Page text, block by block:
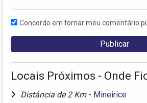
Concordo em tornar meu comentário
Locais Próximos - Onde
Distância de 2 Km - Mineirice